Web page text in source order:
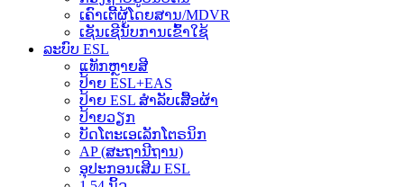
ເຄົາເຕີ້ຜູ້ໂດຍສານ/MDVR
ເຊັນເຊີນັບການເຂົ້າໃຊ້
ລະບົບ ESL
ແທັກຫຼາຍສີ
ປ້າຍ ESL+EAS
ປ້າຍ ESL ສຳລັບເສື້ອຜ້າ
ປ້າຍວຽກ
ບັດໂຕະເອເລັກໂຕຣນິກ
AP (ສະຖານີຖານ)
ອຸປະກອນເສີມ ESL